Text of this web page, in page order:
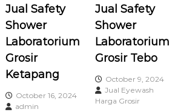
n
a
v
i
Jual Safety
Shower
Laboratorium
Grosir
Ketapang
October 16, 2024
admin
Jual Safety
Shower
Laboratorium
Grosir Tebo
October 9, 2024
Jual Eyewash
Harga Grosir